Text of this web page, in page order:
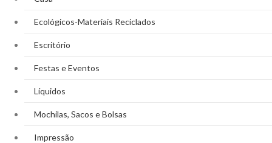
Ecológicos-Materiais Reciclados
Escritório
Festas e Eventos
Líquidos
Mochilas, Sacos e Bolsas
Impressão